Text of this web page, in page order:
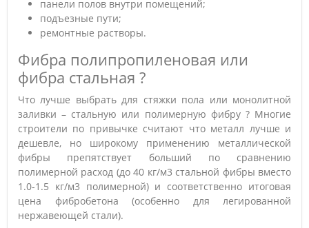
панели полов внутри помещений;
подъезные пути;
ремонтные растворы.
Фибра полипропиленовая или
фибра стальная ?
Что лучше выбрать для стяжки пола или монолитной
заливки – стальную или полимерную фибру ? Многие
строители по привычке считают что металл лучше и
дешевле, но широкому применению металлической
фибры препятствует больший по сравнению
полимерной расход (до 40 кг/м3 стальной фибры вместо
1.0-1.5 кг/м3 полимерной) и соответственно итоговая
цена фибробетона (особенно для легированной
нержавеющей стали).